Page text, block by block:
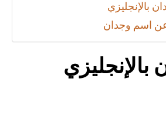
بالإنجليزي
اسم وجدان